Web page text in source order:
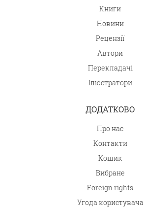
Книги
Новини
Рецензії
Автори
Перекладачі
Ілюстратори
ДОДАТКОВО
Про нас
Контакти
Кошик
Вибране
Foreign rights
Угода користувача